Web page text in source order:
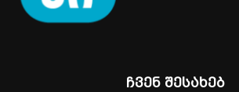
ჩვენ შესახებ